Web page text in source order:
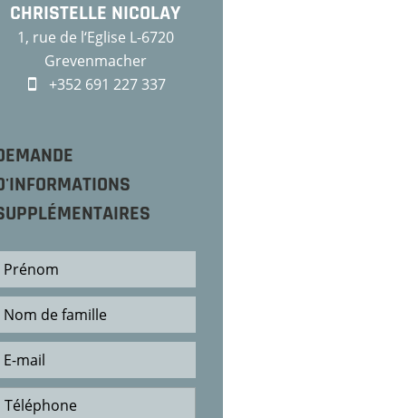
CHRISTELLE NICOLAY
1, rue de l‘Eglise L-6720
Grevenmacher
+352 691 227 337